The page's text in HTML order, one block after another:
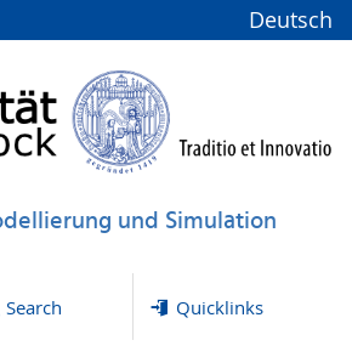
Deutsch
und Simulation
Search Quicklinks